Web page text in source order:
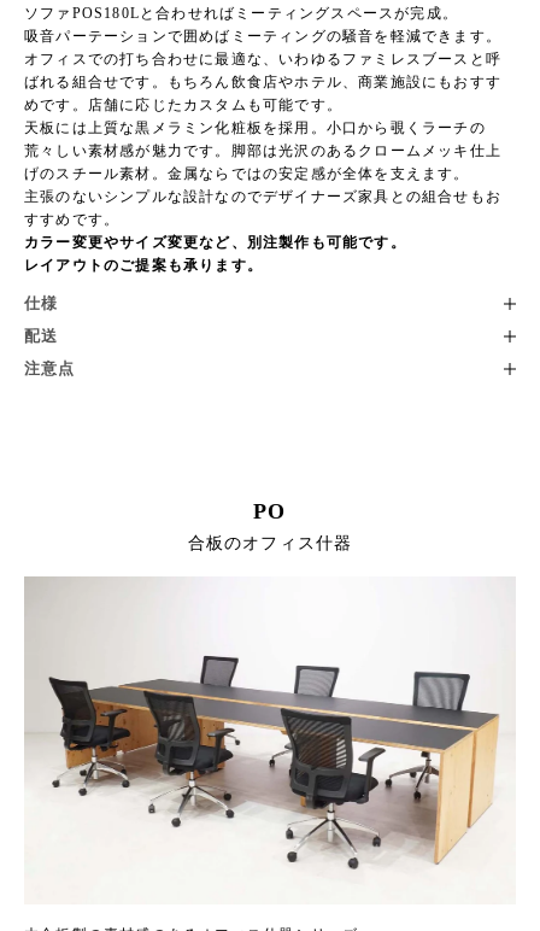
ソファPOS180L と合わせればミーティングスペースが完成。
吸音パーテーションで囲めばミーティングの騒音を軽減できます。
オフィスでの打ち合わせに最適な、いわゆるファミレスブースと呼
ばれる組合せです。もちろん飲食店やホテル、商業施設にもおすす
めです。店舗に応じたカスタムも可能です。
天板には上質な黒メラミン化粧板を採用。小口から覗くラーチの
荒々しい素材感が魅力です。脚部は光沢のあるクロームメッキ仕上
げのスチール素材。金属ならではの安定感が全体を支えます。
主張のないシンプルな設計なのでデザイナーズ家具との組合せもお
すすめです。
カラー変更やサイズ変更など、別注製作も可能です。
レイアウトのご提案も承ります。
仕様
配送
注意点
PO
合板のオフィス什器